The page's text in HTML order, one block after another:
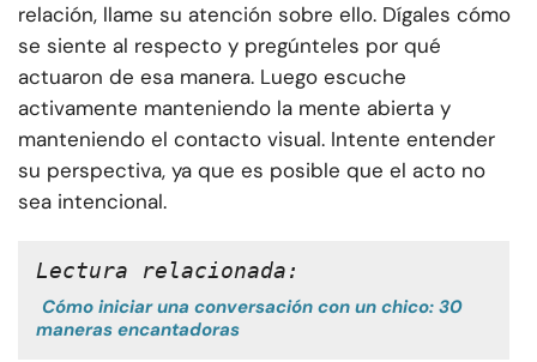
relación, llame su atención sobre ello. Dígales cómo
se siente al respecto y pregúnteles por qué
actuaron de esa manera. Luego escuche
activamente manteniendo la mente abierta y
manteniendo el contacto visual. Intente entender
su perspectiva, ya que es posible que el acto no
sea intencional.
Lectura relacionada:
Cómo iniciar una conversación con un chico: 30
maneras encantadoras